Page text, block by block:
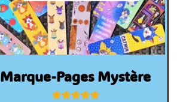
Marque-Pages Mystère